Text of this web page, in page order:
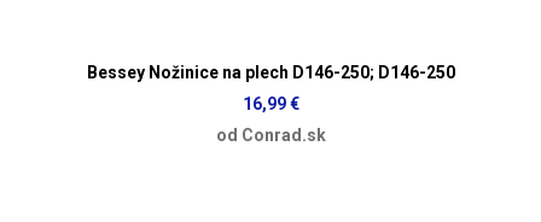
Bessey Nožinice na plech D146-250; D146-250
16,99 €
od Conrad.sk